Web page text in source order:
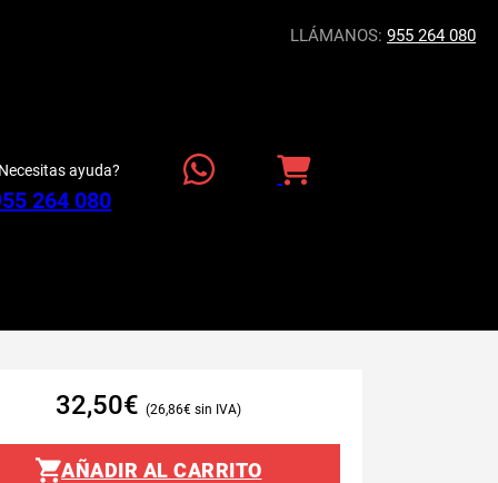
LLÁMANOS: 955 264 080
ayuda?
264 080
32,50€ 26,86€
AÑADIR AL CARRITO